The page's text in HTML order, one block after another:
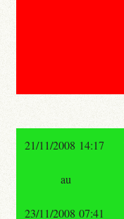
21/11/2008 14:17
au
23/11/2008 07:41